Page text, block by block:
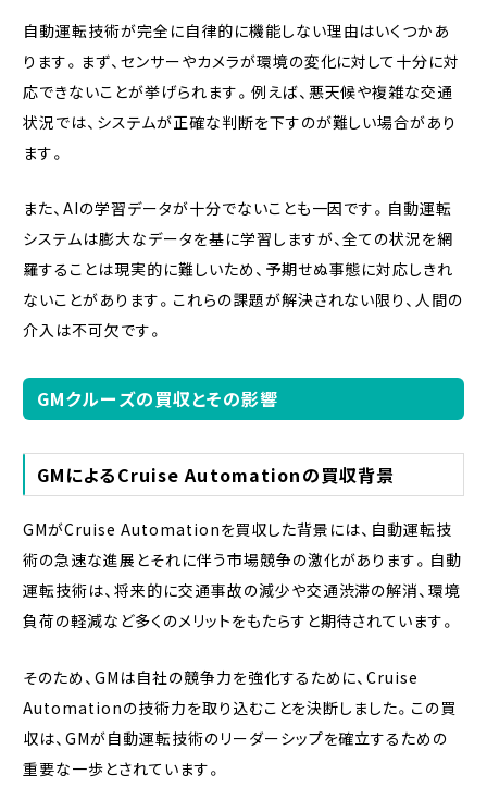
自動運転技術が完全に自律的に機能しない理由はいくつかあ
ります。まず、センサーやカメラが環境の変化に対して十分に対
応できないことが挙げられます。例えば、悪天候や複雑な交通
状況では、システムが正確な判断を下すのが難しい場合があり
ます。
また、AIの学習データが十分でないことも一因です。自動運転
システムは膨大なデータを基に学習しますが、全ての状況を網
羅することは現実的に難しいため、予期せぬ事態に対応しきれ
ないことがあります。これらの課題が解決されない限り、人間の
介入は不可欠です。
GMクルーズの買収とその影響
GMによるCruise Automationの買収背景
GMがCruise Automationを買収した背景には、自動運転技
術の急速な進展とそれに伴う市場競争の激化があります。自動
運転技術は、将来的に交通事故の減少や交通渋滞の解消、環境
負荷の軽減など多くのメリットをもたらすと期待されています。
そのため、GMは自社の競争力を強化するために、Cruise
Automationの技術力を取り込むことを決断しました。この買
収は、GMが自動運転技術のリーダーシップを確立するための
重要な一歩とされています。